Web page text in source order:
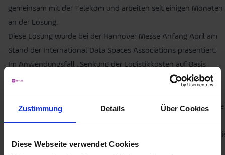
Zustimmung Details Über Cookies
Diese Webseite verwendet Cookies
gemeinsam mit der Telekom und arbeiten seit einigen Monaten
an der Lösung.
Diese Lösung wurde bei der Hannover Messe Anfang April am
Stand der International Data Spaces Associations präsentiert.
Im Anwendungsfall „Senkung der Logistikkosten auf Basis
prognostizierter Durchlaufzeiten“ können Unternehmen
Transportangebote von Spediteuren einholen und die
verschiedenen Preise sofort miteinander vergleichen. Sobald sie
sich für einen Transport mit den jeweils angebotenen
Frachtraten entschieden haben, nutzt unsere Software OSCA
Data Intelligence Hub-Technologie der Telekom, um eine